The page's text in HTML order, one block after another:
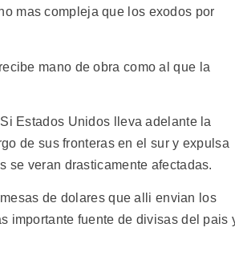
mas compleja que los exodos por
mano de obra como al que la
Estados Unidos lleva adelante la
de sus fronteras en el sur y expulsa
se veran drasticamente afectadas.
de dolares que alli envian los
importante fuente de divisas del pais